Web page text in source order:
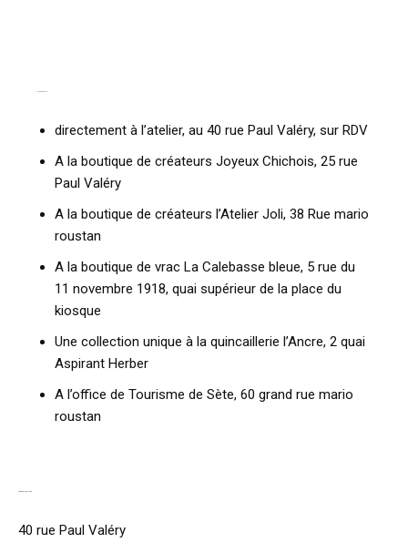
directement à l’atelier, au 40 rue Paul Valéry, sur RDV
A la boutique de créateurs Joyeux Chichois, 25 rue
Paul Valéry
A la boutique de créateurs l’Atelier Joli, 38 Rue mario
roustan
A la boutique de vrac La Calebasse bleue, 5 rue du
11 novembre 1918, quai supérieur de la place du
kiosque
Une collection unique à la quincaillerie l’Ancre, 2 quai
Aspirant Herber
A l’office de Tourisme de Sète, 60 grand rue mario
roustan
40 rue Paul Valéry